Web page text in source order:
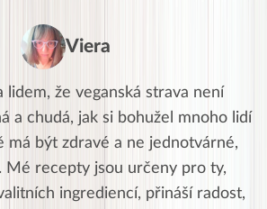
Viera
lidem, že veganská strava není
a chudá, jak si bohužel mnoho lidí
má být zdravé a ne jednotvárné,
Mé recepty jsou určeny pro ty,
ingrediencí, přináší radost,